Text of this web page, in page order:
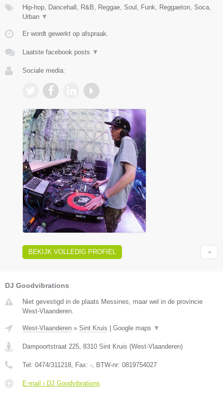
Hip-hop, Dancehall, R&B, Reggae, Soul, Funk, Reggaeton, Soca,
Urban ▼
Er wordt gewerkt op afspraak.
Laatste facebook posts ▼
Sociale media:
BEKIJK VOLLEDIG PROFIEL
DJ Goodvibrations
Niet gevestigd in de plaats Messines, maar wel in de provincie
West-Vlaanderen.
West-Vlaanderen » Sint Kruis Google maps ▼
Dampoortstraat 225 8310 Sint Kruis (West-Vlaanderen)
Tel: 0474/311218 , Fax: - , BTW-nr: 0819754027
E-mail › DJ Goodvibrations